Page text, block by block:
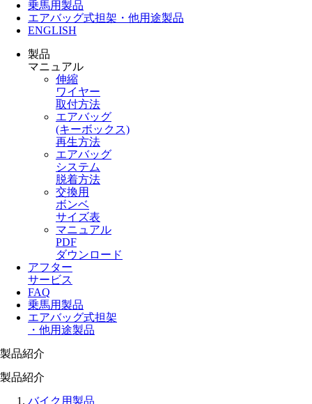
乗馬用製品
エアバッグ式担架・他用途製品
ENGLISH
製品
マニュアル
伸縮
ワイヤー
取付方法
エアバッグ
(キーボックス)
再生方法
エアバッグ
システム
脱着方法
交換用
ボンベ
サイズ表
マニュアル
PDF
ダウンロード
アフター
サービス
FAQ
乗馬用製品
エアバッグ式担架
・他用途製品
製品紹介
製品紹介
バイク用製品